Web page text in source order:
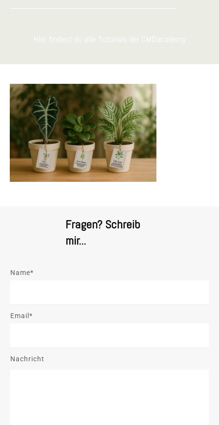
HIer findest du alle Tutorials der CMDacademy
Fragen? Schreib
mir...
Name*
Email*
Nachricht